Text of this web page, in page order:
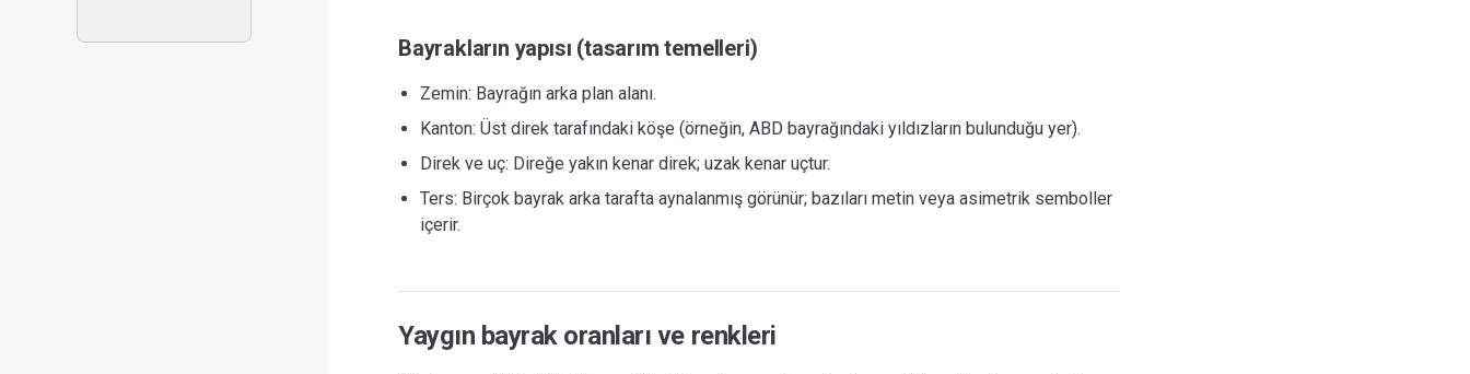
Bayrakların yapısı (tasarım temelleri)
Zemin: Bayrağın arka plan alanı.
Kanton: Üst direk tarafındaki köşe (örneğin, ABD bayrağındaki yıldızların bulunduğu yer).
Direk ve uç: Direğe yakın kenar direk; uzak kenar uçtur.
Ters: Birçok bayrak arka tarafta aynalanmış görünür; bazıları metin veya asimetrik semboller
içerir.
Yaygın bayrak oranları ve renkleri